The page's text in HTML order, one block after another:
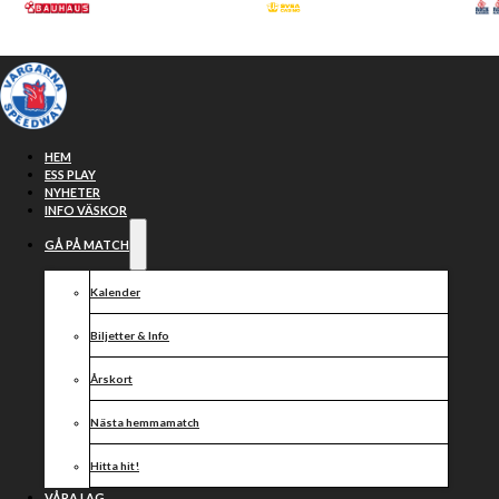
Hoppa till huvudinnehåll
HEM
ESS PLAY
NYHETER
INFO VÄSKOR
GÅ PÅ MATCH
Kalender
Biljetter & Info
Årskort
Nästa hemmamatch
Hitta hit!
Kvällens